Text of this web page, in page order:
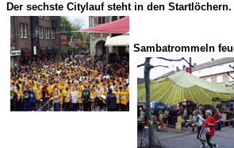
Der sechste Citylauf steht in den Startlöchern.
Sambatrommeln